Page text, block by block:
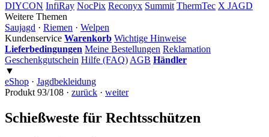
DIYCON InfiRay NocPix Reconyx Summit ThermTec X JAGD
Weitere Themen
Saujagd · Riemen · Welpen
Kundenservice Warenkorb Wichtige Hinweise
Lieferbedingungen Meine Bestellungen Reklamation
Geschenkgutschein Hilfe (FAQ) AGB Händler
▼
eShop · Jagdbekleidung
Produkt 93/108 · zurück · weiter
Schießweste für Rechtsschützen